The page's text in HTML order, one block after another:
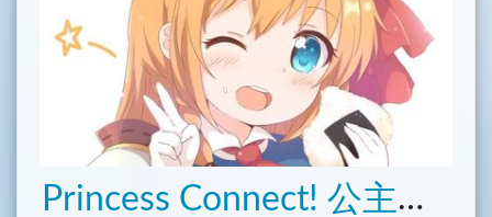
Princess Connect! 公主连结 Re:Dive